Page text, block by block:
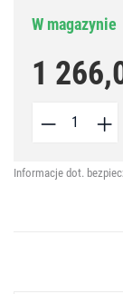
W magazynie
1
Informacje dot.